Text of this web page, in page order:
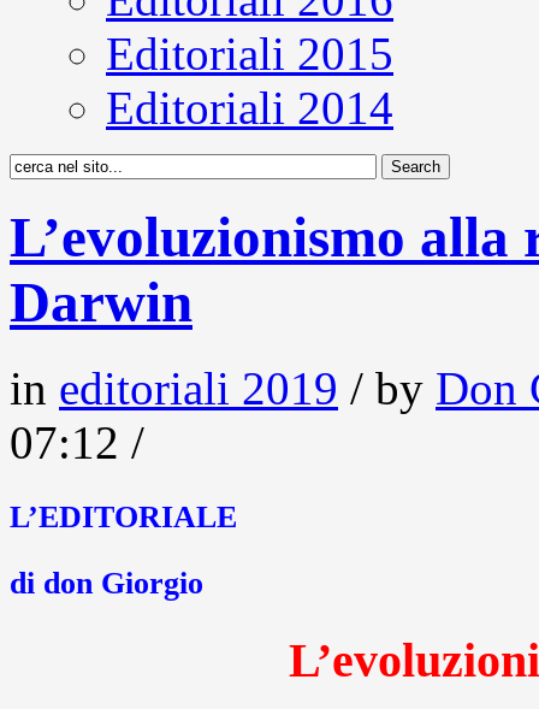
Editoriali 2015
Editoriali 2014
L’evoluzionismo alla
Darwin
in editoriali 2019 / by Don
07:12 /
L’EDITORIALE
di don Giorgio